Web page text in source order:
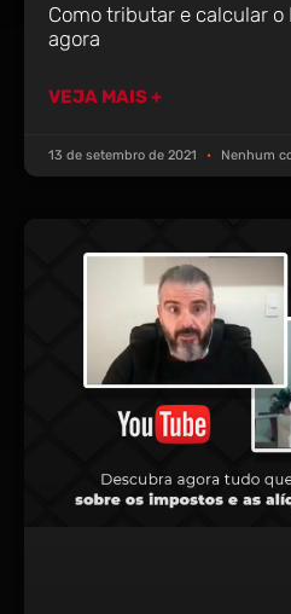
Como tributar e calcular o
agora
VEJA MAIS +
13 de setembro de 2021 Nenhum